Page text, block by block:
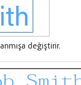
değiştirir.